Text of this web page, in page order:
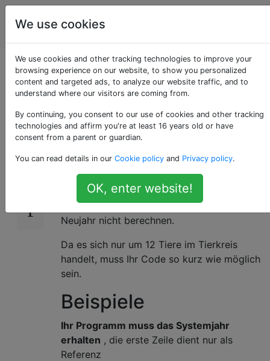
Programmierrätsel
& Code Golf
Chinesischer
Tierkreis des Jahres
Herausforderung werden Sie herausfinden,
welches Tier das Jahr darstellt. Um zu
vermeiden, dass diese Herausforderung zu
komplex wird, müssen Sie das chinesische
Neujahr nicht berechnen.
Da es sich nur um 12 Tiere im Tierkreis
handelt, muss Ihr Code so kurz wie möglich
sein.
Beispiele
Ihr Programm muss das Systemjahr
erhalten , die erste Zeile dient nur als
Referenz
We use cookies
We use cookies and other tracking technologies to improve your
browsing experience on our website, to show you personalized
content and targeted ads, to analyze our website traffic, and to
understand where our visitors are coming from.
By continuing, you consent to our use of cookies and other tracking
technologies and affirm you're at least 16 years old or have
consent from a parent or guardian.
You can read details in our Cookie policy and Privacy policy.
OK, enter website!